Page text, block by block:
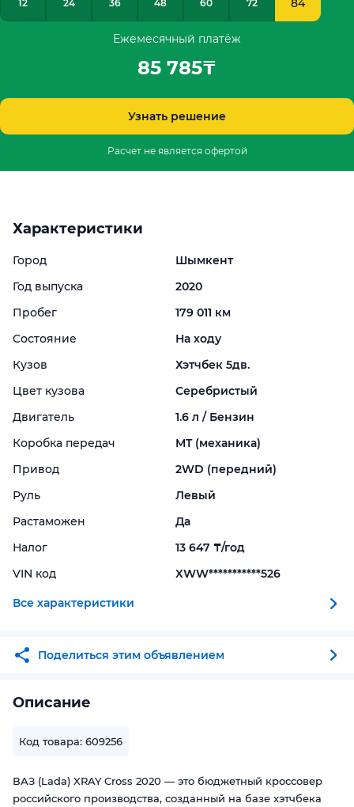
12 24 36 48 60 72
Ежемесячный платёж
85 785₸
Узнать решение
Расчет не является офертой
Характеристики
Город
Шымкент
Год выпуска
2020
Пробег
179 011 км
Состояние
На ходу
Кузов
Хэтчбек 5дв.
Цвет кузова
Серебристый
Двигатель
1.6 л / Бензин
Коробка передач
MT (механика)
Привод
2WD (передний)
Руль
Левый
Растаможен
Да
Налог
13 647 ₸/год
VIN код
XWW***********526
Все характеристики
Поделиться этим объявлением
Описание
Код товара: 609256
ВАЗ (Lada) XRAY Cross 2020 — это бюджетный кроссовер
российского производства, созданный на базе хэтчбека